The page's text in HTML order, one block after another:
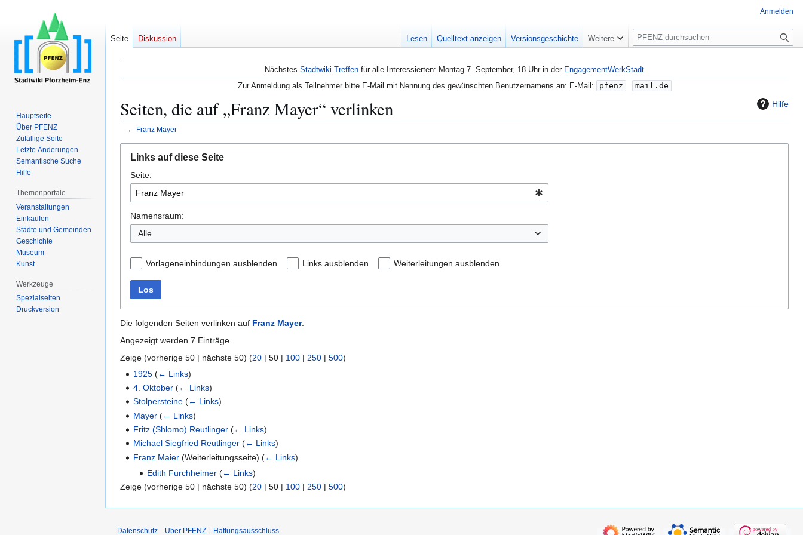
Nächstes Stadtwiki-Treffen für alle Interessierten: Montag 7. September, 18 Uhr in der EngagementWerkStadt
Zur Anmeldung als Teilnehmer bitte E-Mail mit Nennung des gewünschten Benutzernamens an: E-Mail:
pfenz mail.de
Hilfe
Seiten, die auf „Franz Mayer“ verlinken
← Franz Mayer
Navigation
springen
Suche
springen
Links auf diese Seite
Seite:
Namensraum:
Alle
Vorlageneinbindungen ausblenden Links ausblenden Weiterleitungen ausblenden
Los
Die folgenden Seiten verlinken auf Franz Mayer:
Angezeigt werden 7 Einträge.
Zeige (vorherige 50 | nächste 50) (20 | 50 | 100 | 250 | 500)
1925 (← Links)
4. Oktober (← Links)
Stolpersteine (← Links)
Mayer (← Links)
Fritz (Shlomo) Reutlinger (← Links)
Michael Siegfried Reutlinger (← Links)
Franz Maier (Weiterleitungsseite)(← Links)
Edith Furchheimer (← Links)
Zeige (vorherige 50 | nächste 50) (20 | 50 | 100 | 250 | 500)
Anmelden
Seite Diskussion Lesen Quelltext anzeigen Versionsgeschichte Weitere
S
u
c
h
e
Hauptseite
Über PFENZ
Zufällige Seite
Letzte Änderungen
Semantische Suche
Hilfe
Themenportale
Veranstaltungen
Einkaufen
Städte und Gemeinden
Geschichte
Museum
Kunst
Werkzeuge
Spezialseiten
Druckversion
Datenschutz Über PFENZ Haftungsausschluss